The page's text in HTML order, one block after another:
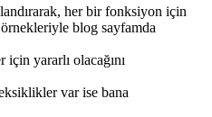
her bir fonksiyon için
blog sayfamda
yararlı olacağını
var ise bana